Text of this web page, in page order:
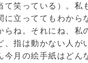
て笑っている）。私
に立っててもわから
らね。それにね、私
、指は動かない人が
今月の絵手紙はどん